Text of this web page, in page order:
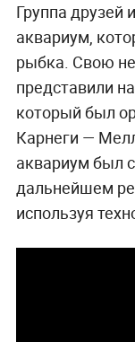
Группа друзей
аквариум,
рыбка. Свою
представили
который был
Карнеги —
аквариум был
дальнейшем
используя